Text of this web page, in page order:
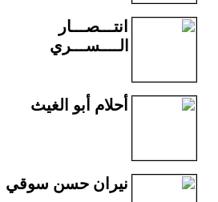
انتـــصـــار
الــــســـري
أحلام أبو الغيث
نيران حسن سوقي